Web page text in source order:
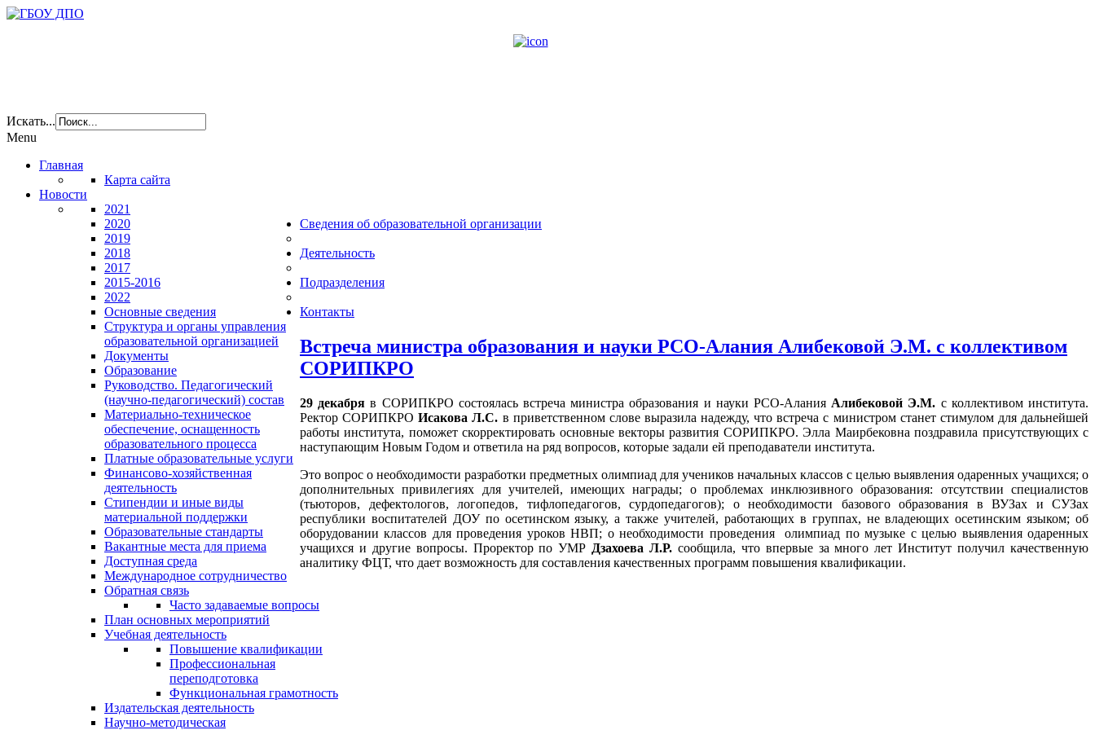
Искать...
Menu
Главная
Карта сайта
Новости
2021
2020
2019
2018
2017
2015-2016
2022
Сведения об образовательной организации
Основные сведения
Структура и органы управления
образовательной организацией
Документы
Образование
Руководство. Педагогический
(научно-педагогический) состав
Материально-техническое
обеспечение, оснащенность
образовательного процесса
Платные образовательные услуги
Финансово-хозяйственная
деятельность
Стипендии и иные виды
материальной поддержки
Образовательные стандарты
Вакантные места для приема
Доступная среда
Международное сотрудничество
Обратная связь
Часто задаваемые вопросы
Деятельность
План основных мероприятий
Учебная деятельность
Повышение квалификации
Профессиональная
переподготовка
Функциональная грамотность
Издательская деятельность
Научно-методическая
Подразделения
Контакты
Встреча министра образования и науки РСО-Алания Алибековой Э.М. с коллективом
СОРИПКРО
29 декабря в СОРИПКРО состоялась встреча министра образования и науки РСО-Алания Алибековой Э.М. с коллективом института.
Ректор СОРИПКРОИсакова Л.С. в приветственном слове выразила надежду, что встреча с министром станет стимулом для дальнейшей
работы института, поможет скорректировать основные векторы развития СОРИПКРО. Элла Маирбековна поздравила присутствующих с
наступающим Новым Годом и ответила на ряд вопросов, которые задали ей преподаватели института.
Это вопрос о необходимости разработки предметных олимпиад для учеников начальных классов с целью выявления одаренных учащихся; о
дополнительных привилегиях для учителей, имеющих награды; о проблемах инклюзивного образования: отсутствии специалистов
(тьюторов, дефектологов, логопедов, тифлопедагогов, сурдопедагогов); о необходимости базового образования в ВУЗах и СУЗах
республики воспитателей ДОУ по осетинском языку, а также учителей, работающих в группах, не владеющих осетинским языком; об
оборудовании классов для проведения уроков НВП; о необходимости проведения олимпиад по музыке с целью выявления одаренных
учащихся и другие вопросы. Проректор по УМР Дзахоева Л.Р. сообщила, что впервые за много лет Институт получил качественную
аналитику ФЦТ, что дает возможность для составления качественных программ повышения квалификации.